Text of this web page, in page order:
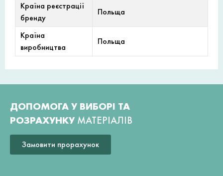
Країна реєстрації
бренду
Польща
Країна
виробництва
Польща
ДОПОМОГА У ВИБОРІ ТА
РОЗРАХУНКУ МАТЕРІАЛІВ
Замовити прорахунок